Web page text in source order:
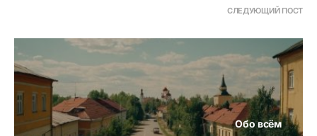
СЛЕДУЮЩИЙ ПОСТ
Обо всём